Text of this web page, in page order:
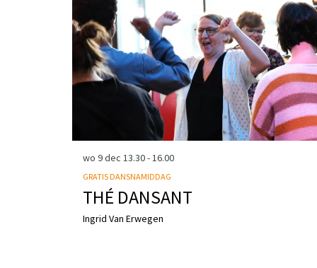
THÉ DANSANT
Ingrid Van Erwegen
GRATIS DANSNAMIDDAG
wo 9 dec 13.30 - 16.00